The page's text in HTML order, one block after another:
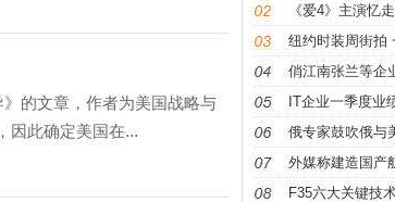
的文章，作者为美国战略与
因此确定美国在...
惨雾
《爱4》主演忆
实习
纽约时装周街拍
战役(图)
俏江南张兰等企
国 自称被逼上岛
IT企业一季度业
利润同比降21%
俄专家鼓吹俄与
做中国附庸
外媒称建造国产
愿 或迎井喷期
F35六大关键技